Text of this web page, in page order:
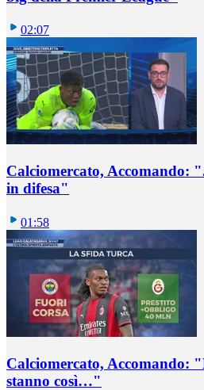
02:07
Calciomercato, Accomando:
in difesa"
01:58
Calciomercato, Accomando:
stanno così…"